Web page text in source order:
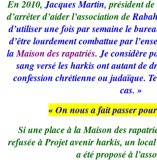
En 2010,Jacques Martin, président de
d’arrêter d’aider l’association de
d’utiliser une fois par semaine le
d’être lourdement combattue par
laMaison des rapatriés. Je considère
sang versé les harkis ont autant de
confession chrétienne ou judaïque.
cas. »
« On nous a fait passer
Si une place à la Maison des
refusée à Projet avenir harkis, un
a été proposé à